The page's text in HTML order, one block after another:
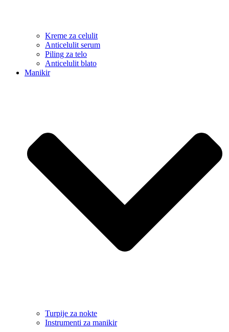
Kreme za celulit
Anticelulit serum
Piling za telo
Anticelulit blato
Manikir
Turpije za nokte
Instrumenti za manikir